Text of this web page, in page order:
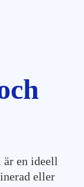
är en ideell
eller